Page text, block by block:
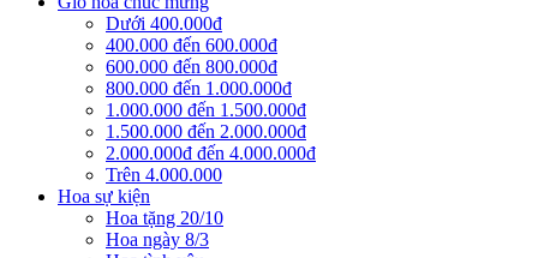
Dưới 400.000đ
400.000 đến 600.000đ
600.000 đến 800.000đ
800.000 đến 1.000.000đ
1.000.000 đến 1.500.000đ
1.500.000 đến 2.000.000đ
2.000.000đ đến 4.000.000đ
Trên 4.000.000
Hoa sự kiện
Hoa tặng 20/10
Hoa ngày 8/3